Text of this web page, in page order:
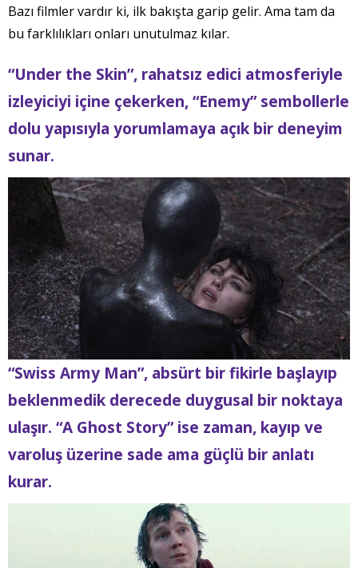
Bazı filmler vardır ki, ilk bakışta garip gelir. Ama tam da
bu farklılıkları onları unutulmaz kılar.
“Under the Skin”, rahatsız edici atmosferiyle
izleyiciyi içine çekerken, “Enemy” sembollerle
dolu yapısıyla yorumlamaya açık bir deneyim
sunar.
“Swiss Army Man”, absürt bir fikirle başlayıp
beklenmedik derecede duygusal bir noktaya
ulaşır. “A Ghost Story” ise zaman, kayıp ve
varoluş üzerine sade ama güçlü bir anlatı
kurar.